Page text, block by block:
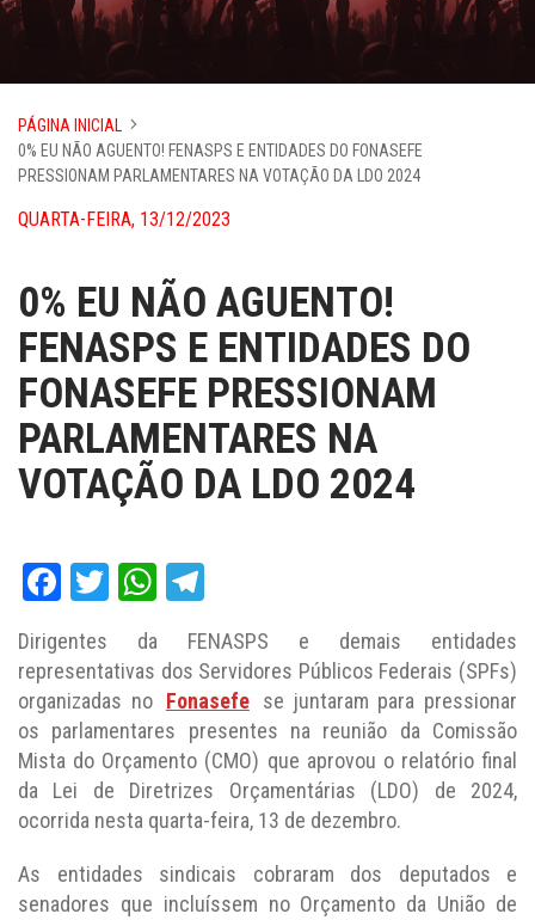
PÁGINA INICIAL
0% EU NÃO AGUENTO! FENASPS E ENTIDADES DO FONASEFE
PRESSIONAM PARLAMENTARES NA VOTAÇÃO DA LDO 2024
QUARTA-FEIRA, 13/12/2023
0% EU NÃO AGUENTO!
FENASPS E ENTIDADES DO
FONASEFE PRESSIONAM
PARLAMENTARES NA
VOTAÇÃO DA LDO 2024
Facebook
TwitterWhatsApp
Dirigentes da FENASPS e demais entidades
representativas dos Servidores Públicos Federais (SPFs)
organizadas no Fonasefe se juntaram para pressionar
os parlamentares presentes na reunião da Comissão
Mista do Orçamento (CMO) que aprovou o relatório final
da Lei de Diretrizes Orçamentárias (LDO) de 2024,
ocorrida nesta quarta-feira, 13 de dezembro.
As entidades sindicais cobraram dos deputados e
senadores que incluíssem no Orçamento da União de